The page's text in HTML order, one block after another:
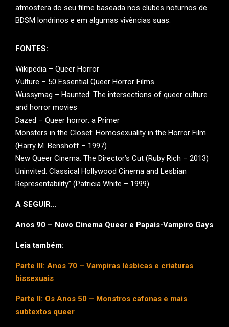
atmosfera do seu filme baseada nos clubes noturnos de
BDSM londrinos e em algumas vivências suas.
FONTES:
Wikipedia – Queer Horror
Vulture – 50 Essential Queer Horror Films
Wussymag – Haunted: The intersections of queer culture
and horror movies
Dazed – Queer horror: a Primer
Monsters in the Closet: Homosexuality in the Horror Film
(Harry M. Benshoff – 1997)
New Queer Cinema: The Director’s Cut (Ruby Rich – 2013)
Uninvited: Classical Hollywood Cinema and Lesbian
Representability” (Patricia White – 1999)
A SEGUIR…
Anos 90 – Novo Cinema Queer e Papais-Vampiro Gays
Leia também:
Parte III: Anos 70 – Vampiras lésbicas e criaturas
bissexuais
Parte II: Os Anos 50 – Monstros cafonas e mais
subtextos queer